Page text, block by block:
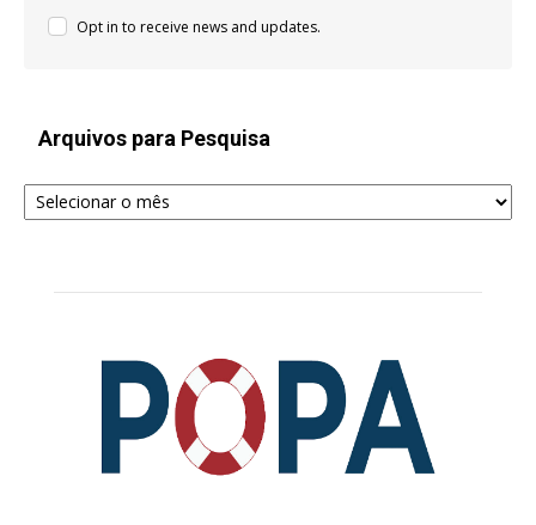
Opt in to receive news and updates.
Arquivos para Pesquisa
Arquivos
para